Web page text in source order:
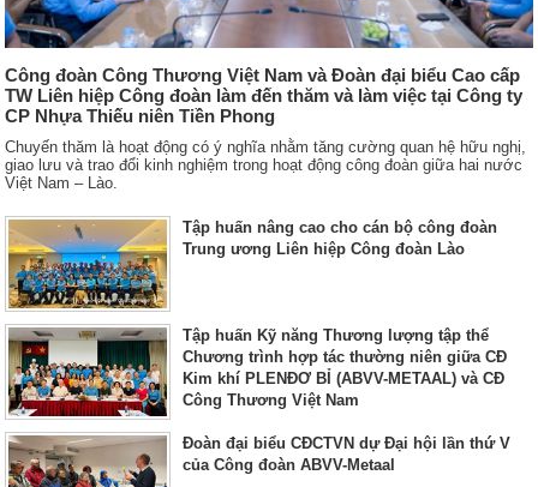
Công đoàn Công Thương Việt Nam và Đoàn đại biểu Cao cấp
TW Liên hiệp Công đoàn làm đến thăm và làm việc tại Công ty
CP Nhựa Thiếu niên Tiền Phong
Chuyến thăm là hoạt động có ý nghĩa nhằm tăng cường quan hệ hữu nghị,
giao lưu và trao đổi kinh nghiệm trong hoạt động công đoàn giữa hai nước
Việt Nam – Lào.
Tập huấn nâng cao cho cán bộ công đoàn
Trung ương Liên hiệp Công đoàn Lào
Tập huấn Kỹ năng Thương lượng tập thể
Chương trình hợp tác thường niên giữa CĐ
Kim khí PLENĐƠ BỈ (ABVV-METAAL) và CĐ
Công Thương Việt Nam
Đoàn đại biểu CĐCTVN dự Đại hội lần thứ V
của Công đoàn ABVV-Metaal